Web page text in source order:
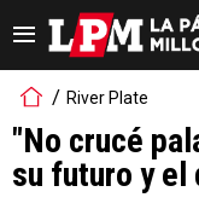
River Plate
"No crucé
su futuro y el